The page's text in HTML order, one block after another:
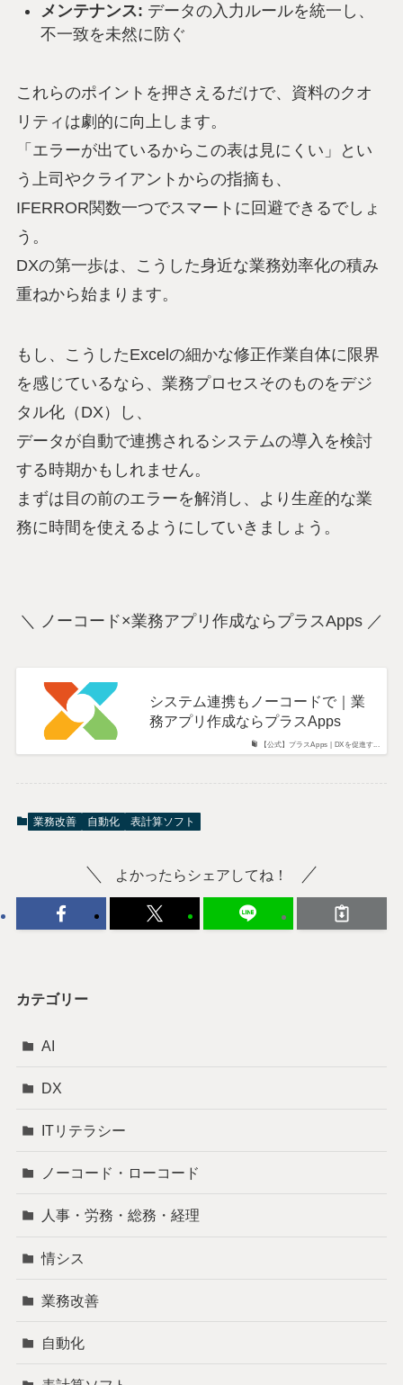
メンテナンス: データの入力ルールを統一し、
不一致を未然に防ぐ
これらのポイントを押さえるだけで、資料のクオ
リティは劇的に向上します。
「エラーが出ているからこの表は見にくい」とい
う上司やクライアントからの指摘も、
IFERROR関数一つでスマートに回避できるでしょ
う。
DXの第一歩は、こうした身近な業務効率化の積み
重ねから始まります。
もし、こうしたExcelの細かな修正作業自体に限界
を感じているなら、業務プロセスそのものをデジ
タル化（DX）し、
データが自動で連携されるシステムの導入を検討
する時期かもしれません。
まずは目の前のエラーを解消し、より生産的な業
務に時間を使えるようにしていきましょう。
＼ ノーコード×業務アプリ作成ならプラスApps ／
【公式】プラスApps | DXを促進す...
システム連携もノーコードで｜業
務アプリ作成ならプラスApps
業務改善 自動化 表計算ソフト
よかったらシェアしてね！
カテゴリー
AI
DX
ITリテラシー
ノーコード・ローコード
人事・労務・総務・経理
情シス
業務改善
自動化